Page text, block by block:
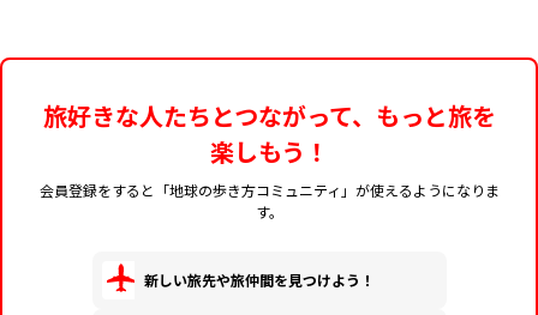
旅好きな人たちとつながって、もっと旅を
楽しもう！
会員登録をすると「地球の歩き方コミュニティ」が使えるようになりま
す。
新しい旅先や旅仲間を見つけよう！